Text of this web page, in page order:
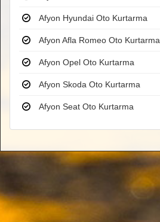
Afyon Hyundai Oto Kurtarma
Afyon Afla Romeo Oto Kurtarma
Afyon Opel Oto Kurtarma
Afyon Skoda Oto Kurtarma
Afyon Seat Oto Kurtarma